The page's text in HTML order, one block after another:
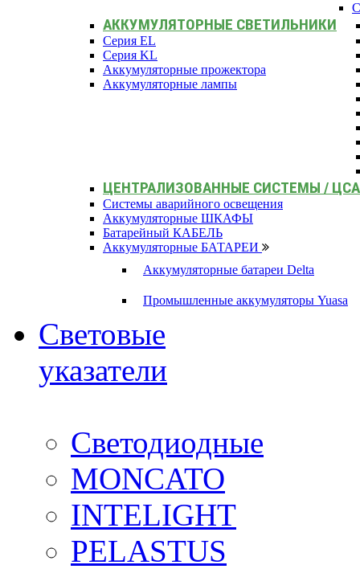
АККУМУЛЯТОРНЫЕ СВЕТИЛЬНИКИ
Серия EL
Серия KL
Аккумуляторные прожектора
Аккумуляторные лампы
ЦЕНТРАЛИЗОВАННЫЕ СИСТЕМЫ /
Системы аварийного освещения
Аккумуляторные ШКАФЫ
Батарейный КАБЕЛЬ
Аккумуляторные БАТАРЕИ
Аккумуляторные батареи Delta
Промышленные аккумуляторы Yuasa
Световые
указатели
Светодиодные
MONCATO
INTELIGHT
PELASTUS